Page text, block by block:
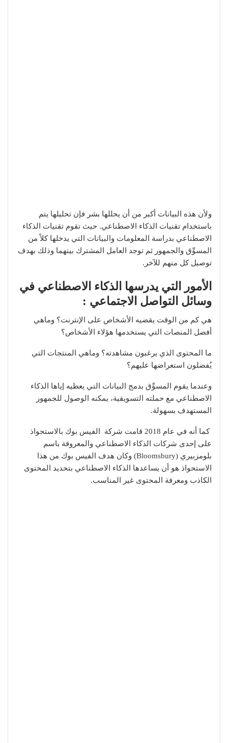
ولأن هذه البيانات أكبر من أن يحللها بشر فإن تحليلها يتم
باستخدام تقنيات الذكاء الاصطناعي. حيث تقوم تقنيات الذكاء
الاصطناعي بدراسة المعلومات والبيانات التي يدخلها كلاً من
المسوِّق والجمهور ثم توجد العامل المشترك بينهما وذلك بهدف
توصيل كل منهم للآخر.
الأمور التي يدرسها الذكاء الاصطناعي في
وسائل التواصل الاجتماعي :
هي كم من الوقت يقضيه الأشخاص على الإنترنت؟ وماهي
أفضل المنصات التي يستخدمها هؤلاء الأشخاص؟
ما المحتوى الذي يرغبون مشاهدته؟ وماهي المنتجات التي
يُفضلون استعراضها عليهم؟
وعندما يقوم المسوِّق بدمج البيانات التي يعطيه إياها الذكاء
الاصطناعي مع حملته التسويقية، يمكنه الوصول للجمهور
المستهدف بسهولة.
كما أنه في عام 2018 قامت شركة الفيس بوك بالاستحواذ
على إحدى شركات الذكاء الاصطناعي والمعروفة باسم
بلومزبيري (Bloomsbury) وكان هدف الفيس بوك من هذا
الاستحواذ هو أن يساعدها الذكاء الاصطناعي بتحديد المحتوى
الكاذب ومعرفة المحتوى غير المناسب.